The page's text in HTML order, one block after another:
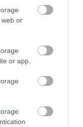
web or
or app.